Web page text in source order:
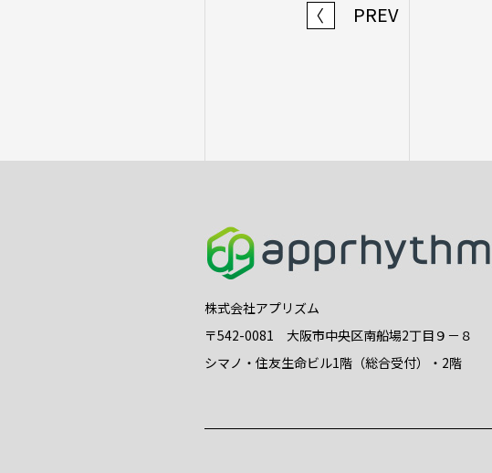
〈 PREV
株式会社アプリズム
〒542-0081 大阪市中央区南船場2丁目９－８
シマノ・住友生命ビル1階（総合受付）・2階